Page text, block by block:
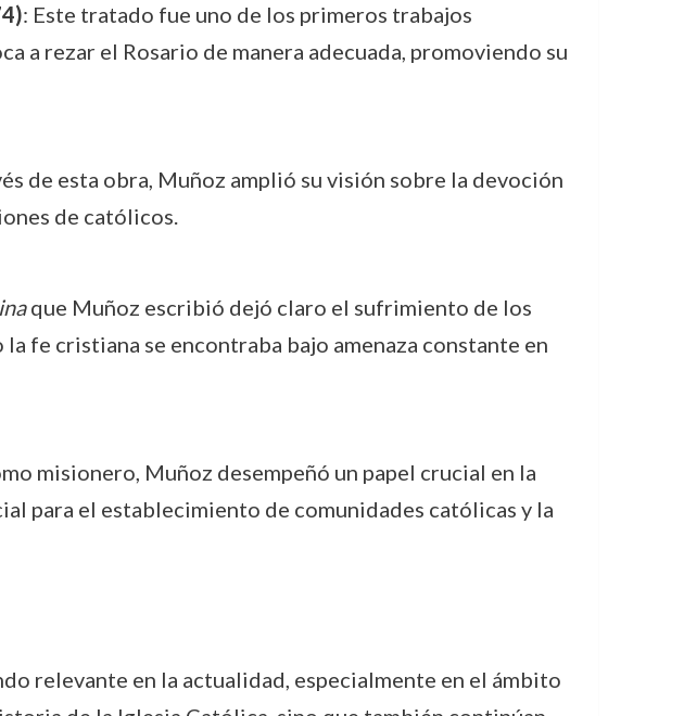
: Este tratado fue uno de los primeros trabajos
a rezar el Rosario de manera adecuada, promoviendo su
de esta obra, Muñoz amplió su visión sobre la devoción
de católicos.
que Muñoz escribió dejó claro el sufrimiento de los
fe cristiana se encontraba bajo amenaza constante en
misionero, Muñoz desempeñó un papel crucial en la
para el establecimiento de comunidades católicas y la
relevante en la actualidad, especialmente en el ámbito